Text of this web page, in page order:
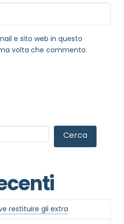
e sito web in questo
volta che commento.
Cerca
restituire gli extra